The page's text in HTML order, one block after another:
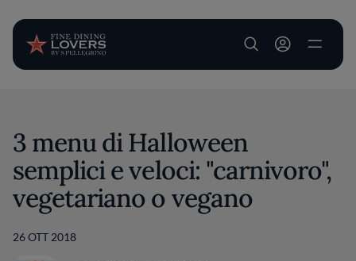
User account
3 menu di Halloween
semplici e veloci: "carnivoro",
vegetariano o vegano
26 OTT 2018